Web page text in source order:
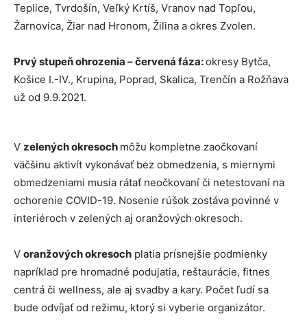
Teplice, Tvrdošín, Veľký Krtíš, Vranov nad Topľou,
Žarnovica, Žiar nad Hronom, Žilina a okres Zvolen.
Prvý stupeň ohrozenia – červená fáza:okresy Bytča,
Košice I.-IV., Krupina, Poprad, Skalica, Trenčín a Rožňava
už od 9.9.2021.
V zelených okresoch môžu kompletne zaočkovaní
väčšinu aktivít vykonávať bez obmedzenia, s miernymi
obmedzeniami musia rátať neočkovaní či netestovaní na
ochorenie COVID-19. Nosenie rúšok zostáva povinné v
interiéroch v zelených aj oranžových okresoch.
V oranžových okresoch platia prísnejšie podmienky
napríklad pre hromadné podujatia, reštaurácie, fitnes
centrá či wellness, ale aj svadby a kary. Počet ľudí sa
bude odvíjať od režimu, ktorý si vyberie organizátor.